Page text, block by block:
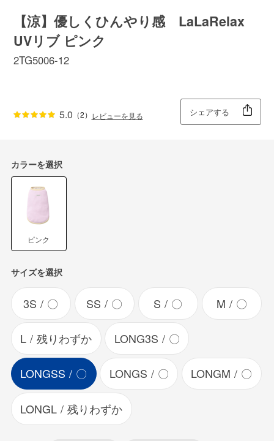
【涼】優しくひんやり感 LaLaRelax
UVリブ ピンク
2TG5006-12
5.0 （2） レビューを見る シェアする
カラーを選択
ピンク
サイズを選択
3S 〇 SS 〇 S 〇 M 〇
L 残りわずか LONG3S 〇
LONGSS 〇 LONGS 〇 LONGM 〇
LONGL 残りわずか